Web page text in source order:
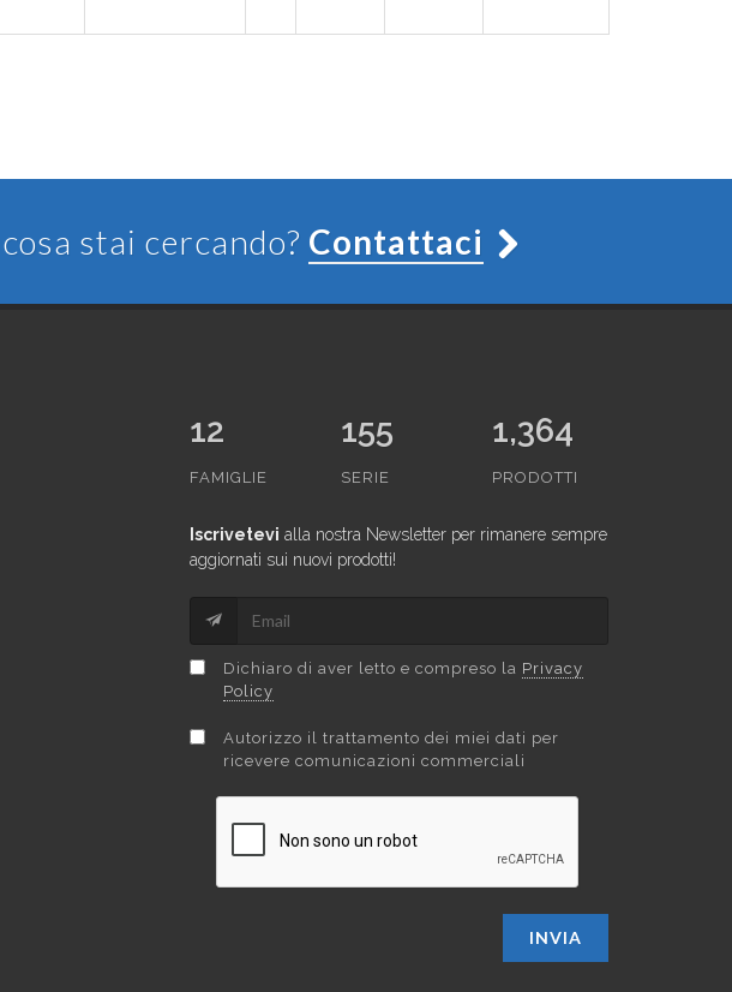
stai cercando? Contattaci
12
FAMIGLIE
155
SERIE
1,364
PRODOTTI
Iscrivetevi alla nostra Newsletter per rimanere sempre
aggiornati sui nuovi prodotti!
Dichiaro di aver letto e compreso la Privacy
Policy
Autorizzo il trattamento dei miei dati per
ricevere comunicazioni commerciali
INVIA